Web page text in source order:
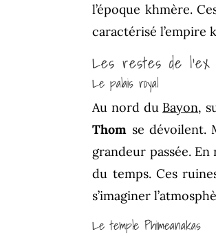
l’époque khmère.
caractérisé l’empire
Les restes de l’ex
Le palais royal
Au nord du Bayon,
Thom se dévoilent.
grandeur passée.
du temps. Ces
s’imaginer
Le temple Phimeanakas